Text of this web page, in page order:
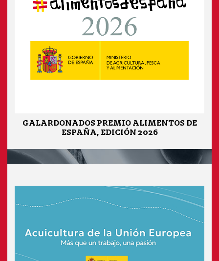
GALARDONADOS PREMIO ALIMENTOS DE
ESPAÑA, EDICIÓN 2026